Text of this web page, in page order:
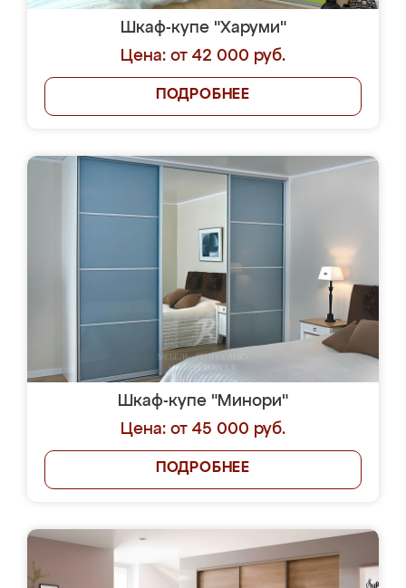
Шкаф-купе "Харуми"
Цена: от 42 000 руб.
ПОДРОБНЕЕ
Шкаф-купе "Минори"
Цена: от 45 000 руб.
ПОДРОБНЕЕ